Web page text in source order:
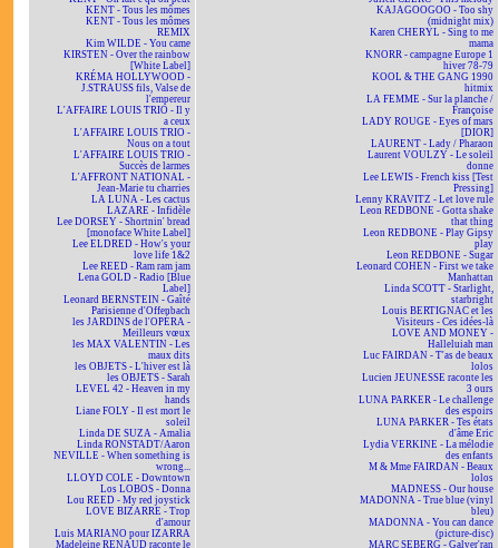
KENT - Tous les mômes
KENT - Tous les mômes
REMIX
Kim WILDE - You came
KIRSTEN - Over the rainbow
[White Label]
KRÉMA HOLLYWOOD -
J.STRAUSS fils, Valse de
l'empereur
L'AFFAIRE LOUIS TRIO - Il y
a ceux
L'AFFAIRE LOUIS TRIO -
Nous on a tout
L'AFFAIRE LOUIS TRIO -
Succès de larmes
L'AFFRONT NATIONAL -
Jean-Marie tu charries
LA LUNA - Les cactus
LAZARE - Infidèle
Lee DORSEY - Shortnin' bread
[monoface White Label]
Lee ELDRED - How's your
love life 1&2
Lee REED - Ram ram jam
Lena GOLD - Radio [Blue
Label]
Leonard BERNSTEIN - Gaîté
Parisienne d'Offenbach
les JARDINS de l'OPÉRA -
Meilleurs vœux
les MAX VALENTIN - Les
maux dits
les OBJETS - L'hiver est là
les OBJETS - Sarah
LEVEL 42 - Heaven in my
hands
Liane FOLY - Il est mort le
soleil
Linda DE SUZA - Amalia
Linda RONSTADT/Aaron
NEVILLE - When something is
wrong...
LLOYD COLE - Downtown
Los LOBOS - Donna
Lou REED - My red joystick
LOVE BIZARRE - Trop
d'amour
Luis MARIANO pour IZARRA
Madeleine RENAUD raconte le
KAJAGOOGOO - Too shy
(midnight mix)
Karen CHERYL - Sing to me
mama
KNORR - campagne Europe 1
hiver 78-79
KOOL & THE GANG 1990
hitmix
LA FEMME - Sur la planche /
Françoise
LADY ROUGE - Eyes of mars
[DIOR]
LAURENT - Lady / Pharaon
Laurent VOULZY - Le soleil
donne
Lee LEWIS - French kiss [Test
Pressing]
Lenny KRAVITZ - Let love rule
Leon REDBONE - Gotta shake
that thing
Leon REDBONE - Play Gipsy
play
Leon REDBONE - Sugar
Leonard COHEN - First we take
Manhattan
Linda SCOTT - Starlight,
starbright
Louis BERTIGNAC et les
Visiteurs - Ces idées-là
LOVE AND MONEY -
Halleluiah man
Luc FAIRDAN - T'as de beaux
lolos
Lucien JEUNESSE raconte les
3 ours
LUNA PARKER - Le challenge
des espoirs
LUNA PARKER - Tes états
d'âme Eric
Lydia VERKINE - La mélodie
des enfants
M & Mme FAIRDAN - Beaux
lolos
MADNESS - Our house
MADONNA - True blue (vinyl
bleu)
MADONNA - You can dance
(picture-disc)
MARC SEBERG - Galver'ran